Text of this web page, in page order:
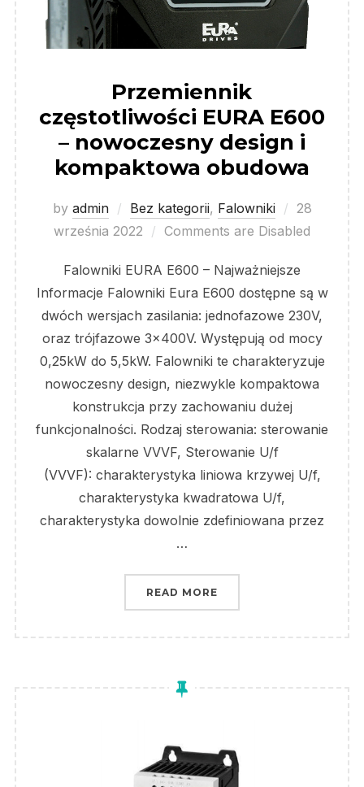
Przemiennik
częstotliwości EURA E600
– nowoczesny design i
kompaktowa obudowa
by admin Bez kategorii, Falowniki
Posted
on
28
września 2022
Comments are Disabled
Falowniki EURA E600 – Najważniejsze
Informacje Falowniki Eura E600 dostępne są w
dwóch wersjach zasilania: jednofazowe 230V,
oraz trójfazowe 3x400V. Występują od mocy
0,25kW do 5,5kW. Falowniki te charakteryzuje
nowoczesny design, niezwykle kompaktowa
konstrukcja przy zachowaniu dużej
funkcjonalności. Rodzaj sterowania: sterowanie
skalarne VVVF, Sterowanie U/f
(VVVF): charakterystyka liniowa krzywej U/f,
charakterystyka kwadratowa U/f,
charakterystyka dowolnie zdefiniowana przez
…
READ MORE „PRZEMIENNIK